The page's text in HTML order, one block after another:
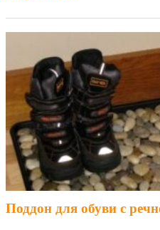
Поддон для обуви с